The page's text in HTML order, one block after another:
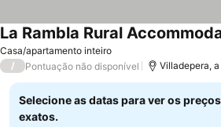
Casa/apartamento inteiro
La Rambla Rural
/ Pontuação não disponível Villadepera,
Selecione as datas para ver os preços
exatos.